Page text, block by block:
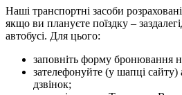
Наші транспортні засоби
якщо ви плануєте поїздку –
автобусі. Для цього:
заповніть форму бронювання
зателефонуйте (у шапці сайту)
дзвінок;